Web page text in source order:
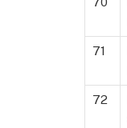
71
72